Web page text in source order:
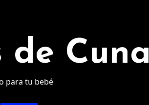
de Cuna
para tu bebé